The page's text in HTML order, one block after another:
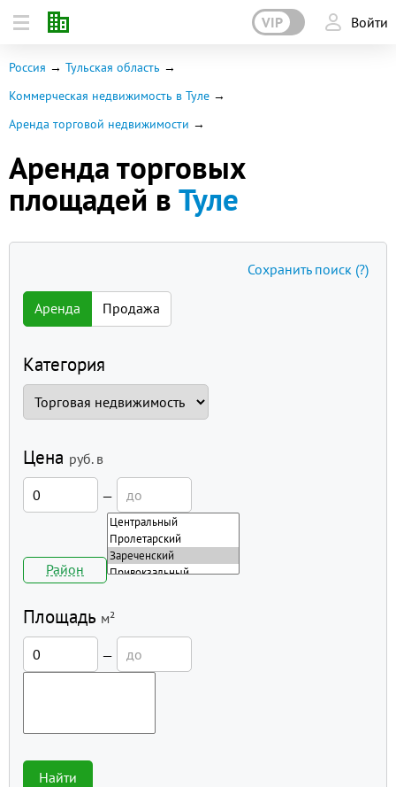
VIP Войти
Россия
Тульская область
Коммерческая недвижимость в Туле
Аренда торговой недвижимости
Аренда торговых
площадей вТуле
Аренда Продажа
Категория
Цена руб. в
—
Район
Площадь м²
—
Найти
Сохранить поиск (?)